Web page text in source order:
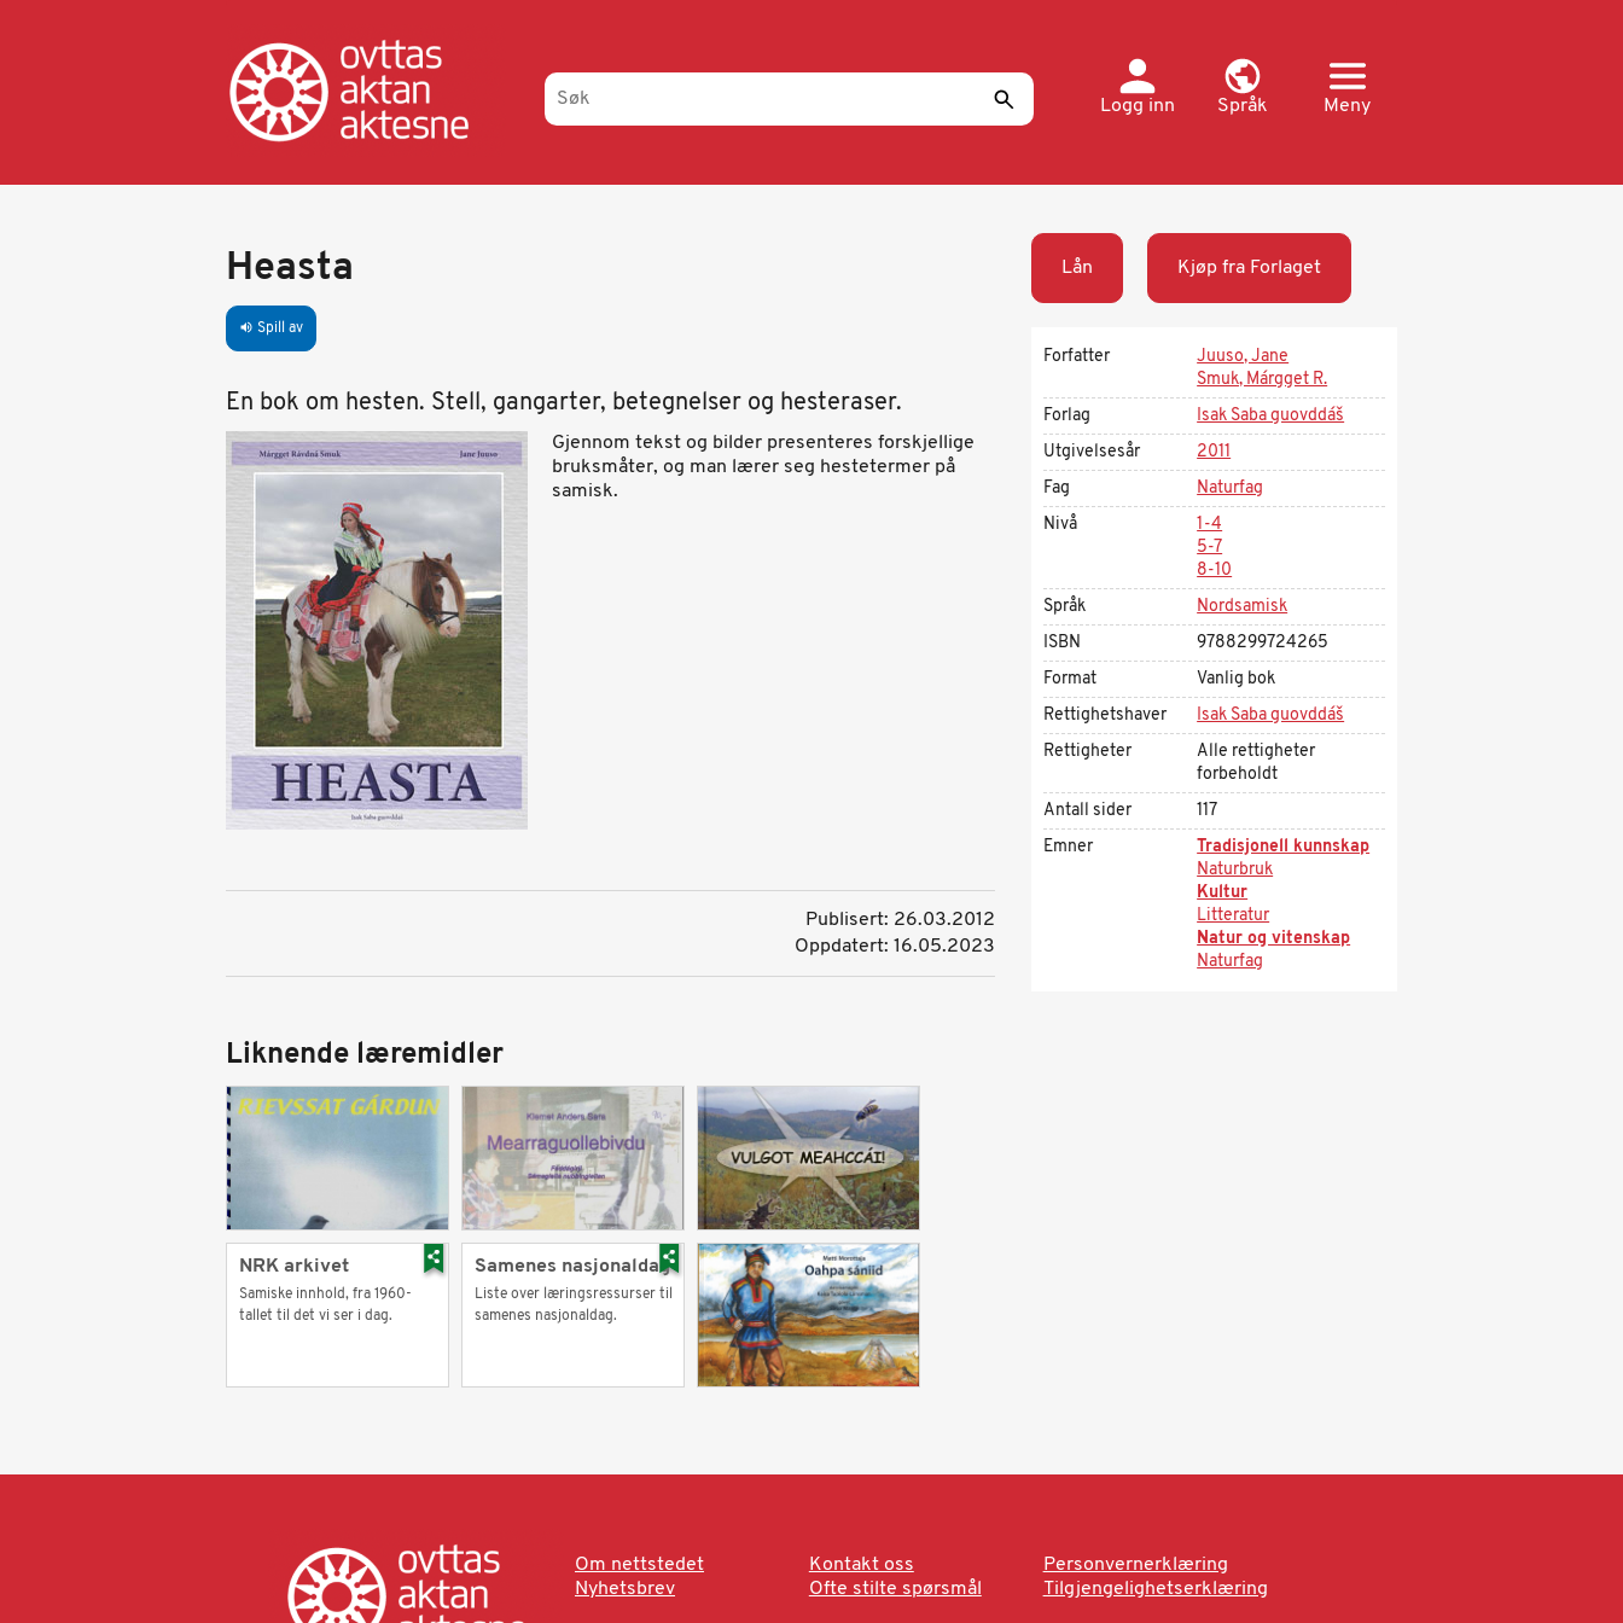
Logg inn
Språk Meny
Heasta
volume_up Spill av
En bok om hesten. Stell, gangarter, betegnelser og hesteraser.
Gjennom tekst og bilder presenteres forskjellige
bruksmåter, og man lærer seg hestetermer på
samisk.
Publisert: 26.03.2012
Oppdatert: 16.05.2023
Liknende læremidler
NRK arkivet
Samiske innhold, fra 1960-
tallet til det vi ser i dag.
Samenes nasjonaldag
Liste over læringsressurser til
samenes nasjonaldag.
Lån Kjøp fra Forlaget
Forfatter
Juuso, Jane
Smuk, Márgget R.
Forlag
Isak Saba guovddáš
Utgivelsesår
2011
Fag
Naturfag
Nivå
1-4
5-7
8-10
Språk
Nordsamisk
ISBN
9788299724265
Format
Vanlig bok
Rettighetshaver
Isak Saba guovddáš
Rettigheter
Alle rettigheter
forbeholdt
Antall sider
117
Emner
Tradisjonell kunnskap
Naturbruk
Kultur
Litteratur
Natur og vitenskap
Naturfag
Om nettstedet Kontakt oss
Personvernerklæring
Nyhetsbrev
Ofte stilte spørsmål Tilgjengelighetserklæring